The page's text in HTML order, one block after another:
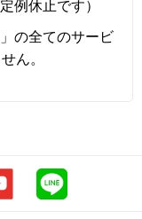
例休止です）
の全てのサービ
ん。